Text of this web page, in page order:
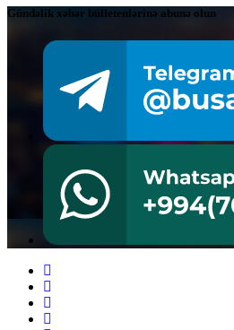
Gündəlik xəbər bülletenlərinə abunə olun